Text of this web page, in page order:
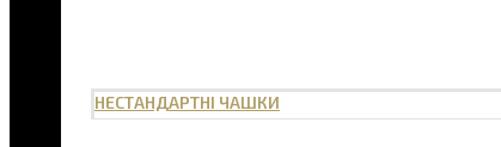
НЕСТАНДАРТНІ ЧАШКИ